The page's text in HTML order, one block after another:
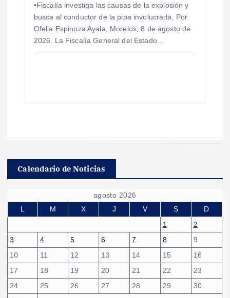
•Fiscalía investiga las causas de la explosión y
busca al conductor de la pipa involucrada. Por
Ofelia Espinoza Ayala, Morelos; 8 de agosto de
2026. La Fiscalía General del Estado…
Calendario de Noticias
agosto 2026
L
M X J V S
D
1
2
3
4 5 6 7 8
9
10
11 12 13 14 15
16
17
18 19 20 21 22
23
24
25 26 27 28 29
30